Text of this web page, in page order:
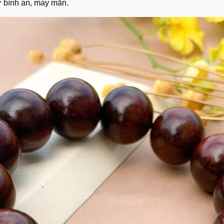
an, may mắn.